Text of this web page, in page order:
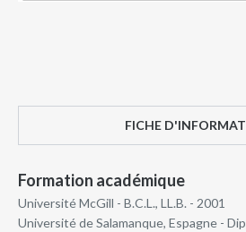
FICHE
Formation académique
Université McGill - B.C.L., LL.B. - 2001
Université de Salamanque, Espagne -